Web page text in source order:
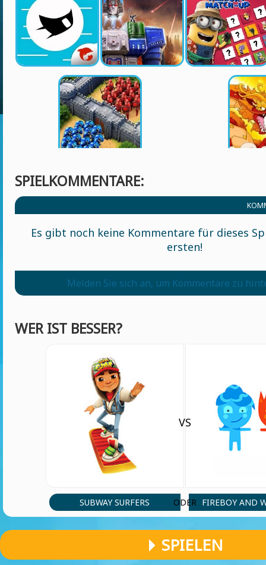
SPIELKOMMENTARE:
Es gibt noch keine Kommentare für dieses
ersten!
Melden Sie sich an, um Kommentare zu
WER IST BESSER?
SUBWAY SURFERS
VS
ODER FIREBOY AND
SPIELEN